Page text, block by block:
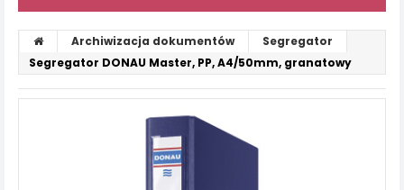
Archiwizacja dokumentów
Segregator
Segregator DONAU Master, PP, A4/50mm, granatowy